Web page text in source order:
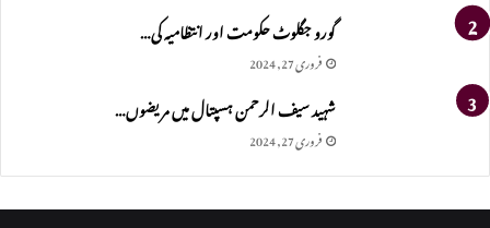
گورو جگلوٹ حکومت اور انتظامیہ کی…
فروری 27, 2024
شہید سیف الرحمن ہسپتال میں مریضوں…
فروری 27, 2024